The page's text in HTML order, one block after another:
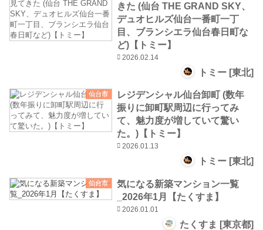
きた (仙台 THE GRAND SKY、
デュオヒルズ仙台一番町一丁
目、ブランシエラ仙台春日町な
ど)【トミー】
2026.02.14
トミー [東北]
仙台市
レジデンシャル仙台卸町 (数年
振りに卸町駅周辺に行ってみ
て、魅力度が増していて驚い
た。)【トミー】
2026.01.13
トミー [東北]
仙台市
気になる新築マンション一覧
_2026年1月【たくすま】
2026.01.01
たくすま [東京都]